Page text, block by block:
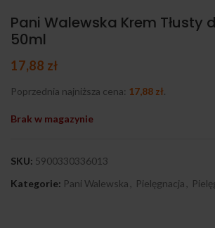
Pani Walewska Krem Tłusty
50ml
17,88 zł
Poprzednia najniższa cena: 17,88 zł.
Brak w magazynie
SKU: 5900330336013
Kategorie: Pani Walewska , Pielęgnacja ,